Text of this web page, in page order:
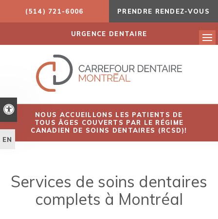
Version accessible
EN
(514) 721-6006 PRENDRE RENDEZ-VOUS
URGENCE DENTAIRE
NOUS ACCUEILLONS LES PATIENTS DE
TOUS ÂGES COUVERTS PAR LE RÉGIME
CANADIEN DE SOINS DENTAIRES (RCSD)!
Services de soins dentaires
complets à Montréal